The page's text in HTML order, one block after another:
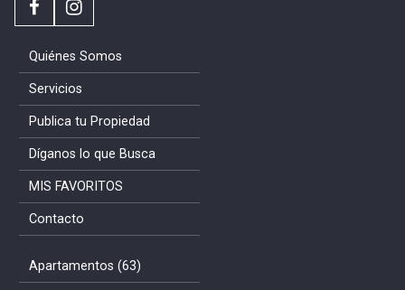
Quiénes Somos
Servicios
Publica tu Propiedad
Díganos lo que Busca
MIS FAVORITOS
Contacto
Apartamentos (63)